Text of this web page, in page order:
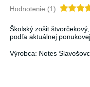
Hodnotenie (1)
Školský zošit
podľa aktuálnej
Výrobca: Notes